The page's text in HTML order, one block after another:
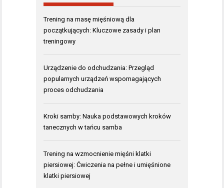
Trening na masę mięśniową dla
początkujących: Kluczowe zasady i plan
treningowy
Urządzenie do odchudzania: Przegląd
popularnych urządzeń wspomagających
proces odchudzania
Kroki samby: Nauka podstawowych kroków
tanecznych w tańcu samba
Trening na wzmocnienie mięśni klatki
piersiowej: Ćwiczenia na pełne i umięśnione
klatki piersiowej